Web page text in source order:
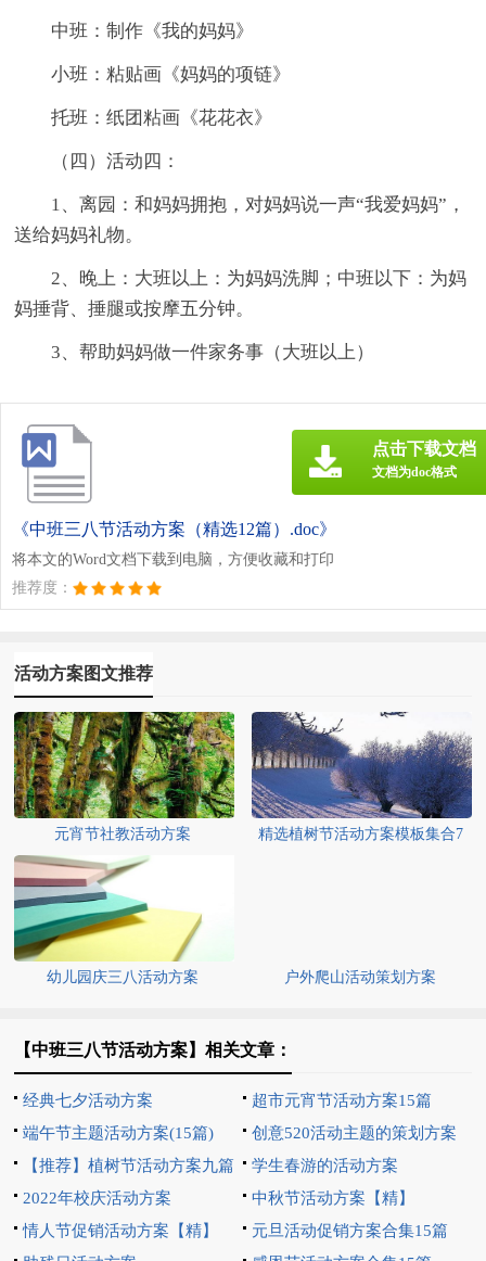
中班：制作《我的妈妈》
小班：粘贴画《妈妈的项链》
托班：纸团粘画《花花衣》
（四）活动四：
1、离园：和妈妈拥抱，对妈妈说一声“我爱妈妈”，
送给妈妈礼物。
2、晚上：大班以上：为妈妈洗脚；中班以下：为妈
妈捶背、捶腿或按摩五分钟。
3、帮助妈妈做一件家务事（大班以上）
《中班三八节活动方案（精选12篇）.doc》
将本文的Word文档下载到电脑，方便收藏和打印
推荐度：
点击下载文档
文档为doc格式
活动方案图文推荐
元宵节社教活动方案
精选植树节活动方案模板集合7
幼儿园庆三八活动方案 户外爬山活动策划方案
【中班三八节活动方案】相关文章：
经典七夕活动方案
超市元宵节活动方案15篇
端午节主题活动方案(15篇)
创意520活动主题的策划方案
【推荐】植树节活动方案九篇
学生春游的活动方案
2022年校庆活动方案
中秋节活动方案【精】
情人节促销活动方案【精】
元旦活动促销方案合集15篇